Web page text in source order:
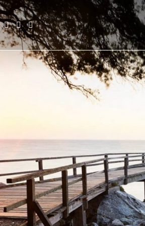
Follow
us!
Facebook
Instagram
Youtube